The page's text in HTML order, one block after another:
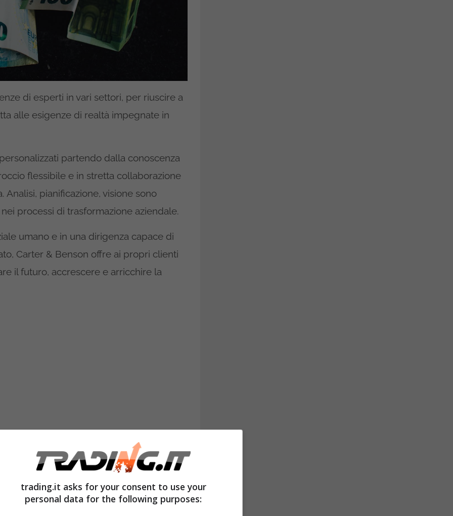
di esperti in vari settori, per riuscire a
alle esigenze di realtà impegnate in
partendo dalla conoscenza
flessibile e in stretta collaborazione
Analisi, pianificazione, visione sono
processi di trasformazione aziendale.
umano e in una dirigenza capace di
Carter & Benson offre ai propri clienti
il futuro, accrescere e arricchire la
sono tre variabili fondamentali di
figure professionali come Carter &
il giusto profilo nel posto giusto, non
al compito che gli verrà assegnato.
trading.it asks for your consent to use your
personal data for the following purposes: